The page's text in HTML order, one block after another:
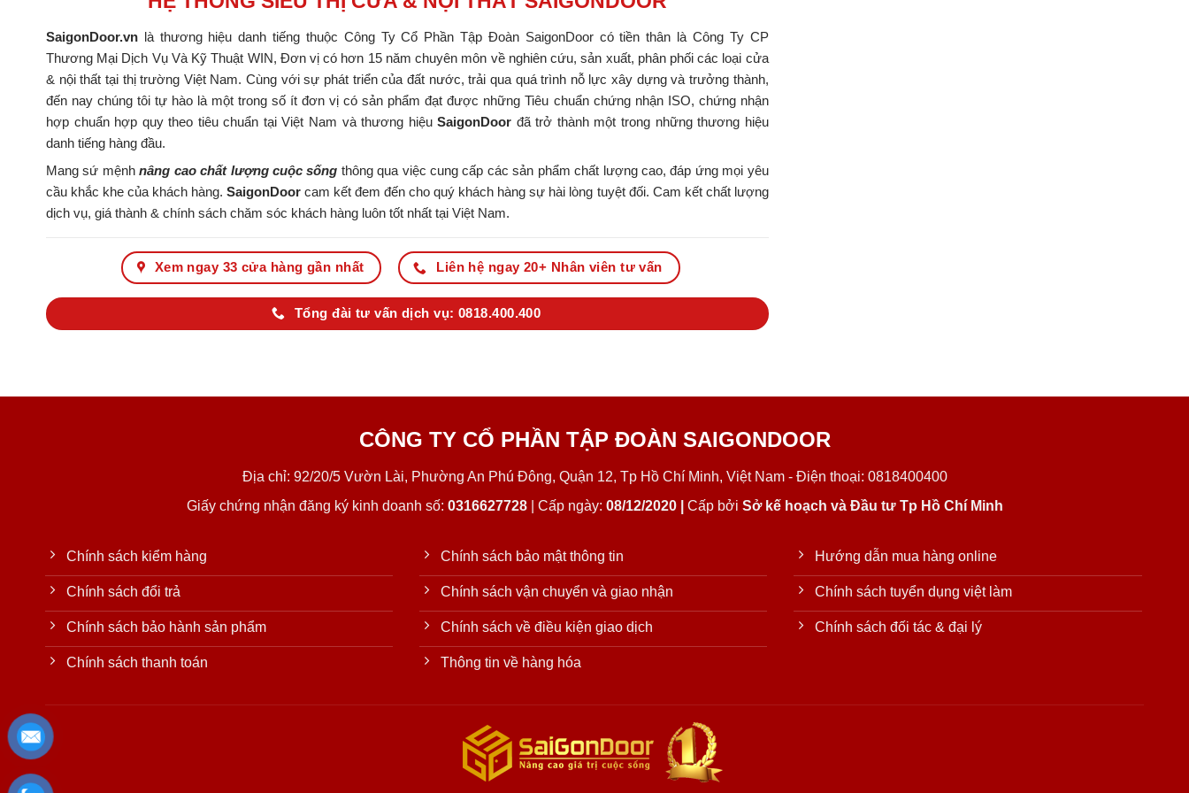
SaigonDoor.vn là thương hiệu danh tiếng thuộc Công Ty Cổ Phần Tập Đoàn SaigonDoor có tiền thân là Công Ty CP
Thương Mại Dịch Vụ Và Kỹ Thuật WIN, Đơn vị có hơn 15 năm chuyên môn về nghiên cứu, sản xuất, phân phối các loại cửa
& nội thất tại thị trường Việt Nam. Cùng với sự phát triển của đất nước, trải qua quá trình nỗ lực xây dựng và trưởng thành,
đến nay chúng tôi tự hào là một trong số ít đơn vị có sản phẩm đạt được những Tiêu chuẩn chứng nhận ISO, chứng nhận
hợp chuẩn hợp quy theo tiêu chuẩn tại Việt Nam và thương hiệuSaigonDoor đã trở thành một trong những thương hiệu
danh tiếng hàng đầu.
Mang sứ mệnhnâng cao chất lượng cuộc sống thông qua việc cung cấp các sản phẩm chất lượng cao, đáp ứng mọi yêu
cầu khắc khe của khách hàng.SaigonDoor cam kết đem đến cho quý khách hàng sự hài lòng tuyệt đối. Cam kết chất lượng
dịch vụ, giá thành & chính sách chăm sóc khách hàng luôn tốt nhất tại Việt Nam.
Xem ngay 33 cửa hàng gần nhất Liên hệ ngay 20+ Nhân viên tư vấn
Tổng đài tư vấn dịch vụ: 0818.400.400
CÔNG TY CỔ PHẦN TẬP ĐOÀN SAIGONDOOR
Địa chỉ: 92/20/5 Vườn Lài, Phường An Phú Đông, Quận 12, Tp Hồ Chí Minh, Việt Nam - Điện thoại: 0818400400
Giấy chứng nhận đăng ký kinh doanh số: 0316627728| Cấp ngày: 08/12/2020 | Cấp bởi Sở kế hoạch và Đầu tư Tp Hồ Chí Minh
Chính sách kiểm hàng
Chính sách đổi trả
Chính sách bảo hành sản phẩm
Chính sách thanh toán
Chính sách bảo mật thông tin
Chính sách vận chuyển và giao nhận
Chính sách về điều kiện giao dịch
Thông tin về hàng hóa
Hướng dẫn mua hàng online
Chính sách tuyển dụng việt làm
Chính sách đối tác & đại lý